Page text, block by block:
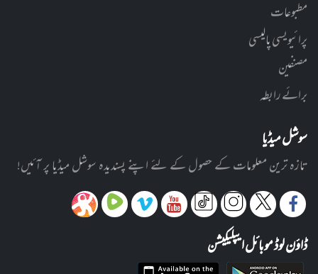
مطبوعات
پرائیویسی پالیسی
مصنفین
برائے رابطہ
سوشل میڈیا
تازہ ترین معلومات کے حصول کے لئے اپنے پسندیدہ سوشل میڈیا پر آئیں!
ڈاؤن لوڈ موبائل ایپلیکیشن